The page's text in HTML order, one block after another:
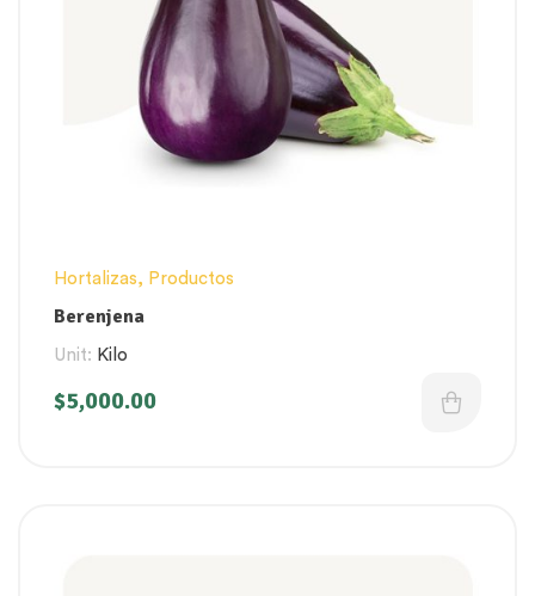
Hortalizas, Productos
Berenjena
Unit: Kilo
$5,000.00